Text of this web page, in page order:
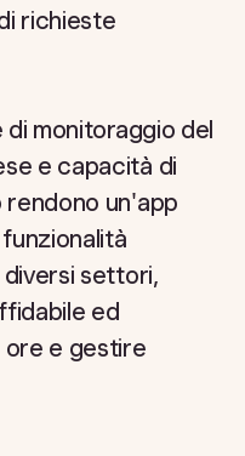
richieste
di monitoraggio del
e capacità di
un'app
settori,
ed
e gestire